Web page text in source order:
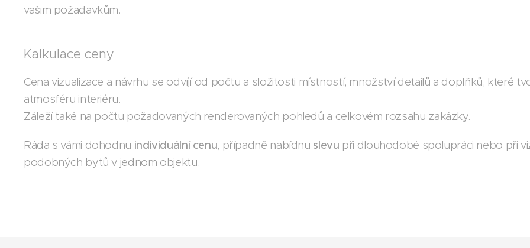
vašim požadavkům.
Kalkulace ceny
Cena vizualizace a návrhu se odvíjí od počtu a složitosti místností, množství detailů a doplňků, které
atmosféru interiéru.
Záleží také na počtu požadovaných renderovaných pohledů a celkovém rozsahu zakázky.
Ráda s vámi dohodnu individuální cenu, případně nabídnu slevu při dlouhodobé spolupráci nebo při
podobných bytů v jednom objektu.